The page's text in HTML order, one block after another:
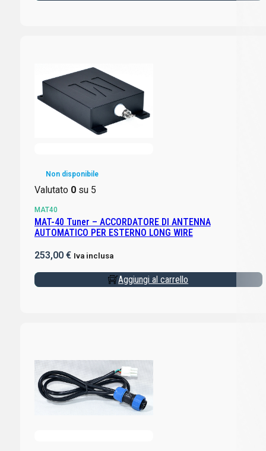
Non disponibile
Valutato 0su 5
MAT40
MAT-40 Tuner – ACCORDATORE DI ANTENNA
AUTOMATICO PER ESTERNO LONG WIRE
253,00 € Iva inclusa
Aggiungi al carrello